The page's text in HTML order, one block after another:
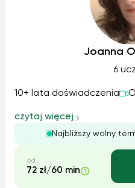
Joanna
6
10+ lata doświadczenia
czytaj więcej
Najbliższy wolny
od
72 zł/60 min